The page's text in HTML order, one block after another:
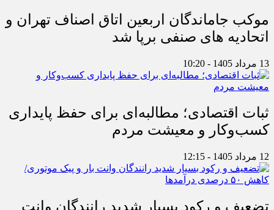
موکب جاماندگان اربعین اتاق اصناف تهران و
اتحادیه های صنفی برپا شد
13 مرداد 1405 - 10:20
ثبات اقتصادی؛ مطالبه‌ای برای حفظ پایداری
کسب‌وکار و معیشت مردم
12 مرداد 1405 - 12:15
تضعیف و رکود بسیار شدید رانندگان وانت